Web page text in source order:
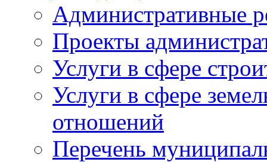
Административные
Проекты
Услуги в сфере
Услуги в сфере
отношений
Перечень